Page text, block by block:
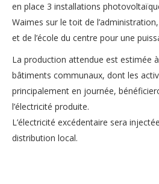
en place 3 installations
Waimes sur le toit de
et de l’école du centre pour une
La production attendue est estimée
bâtiments communaux, dont les
principalement en journée,
l’électricité produite.
L’électricité excédentaire sera
distribution local.